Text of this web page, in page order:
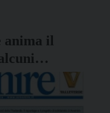
anima il